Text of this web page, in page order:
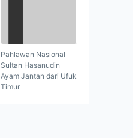
Pahlawan Nasional
Sultan Hasanudin
Ayam Jantan dari Ufuk
Timur